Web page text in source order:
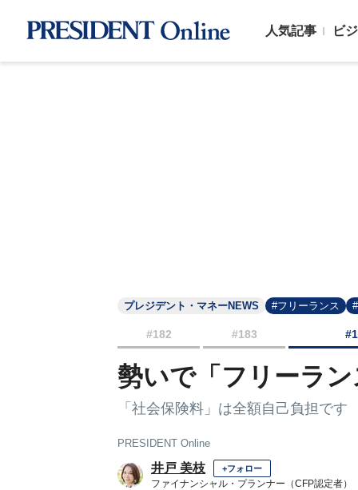
人気記事 ビ
プレジデント・マネーNEWS #フリーランス
#182 #183
勢いで「フリーラ
「社会保険料」は全額自己負担です
PRESIDENT Online
井戸 美枝 +フォロー
ファイナンシャル・プランナー（CFP認定者）